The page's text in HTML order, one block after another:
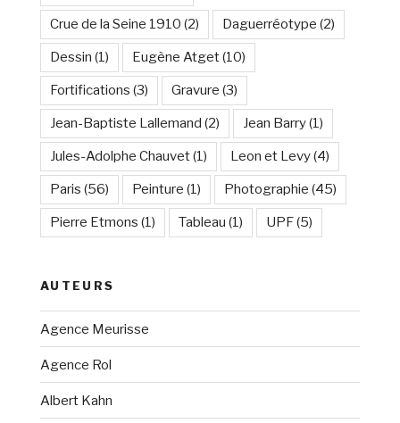
Crue de la Seine 1910 (2) Daguerréotype (2)
Dessin (1) Eugène Atget(10)
Fortifications (3) Gravure (3)
Jean-Baptiste Lallemand (2) Jean Barry(1)
Jules-Adolphe Chauvet(1) Leon et Levy(4)
Paris (56) Peinture (1) Photographie (45)
Pierre Etmons (1) Tableau (1) UPF(5)
AUTEURS
Agence Meurisse
Agence Rol
Albert Kahn